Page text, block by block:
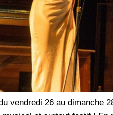
vendredi 26 au dimanche